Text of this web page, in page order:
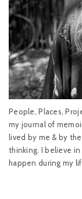
People, Places,
my journal of
lived by me & by
thinking. I believe
happen during my